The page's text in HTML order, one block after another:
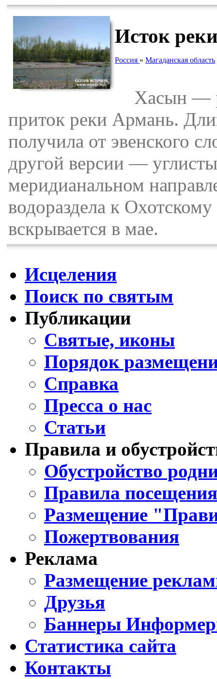
Исток
Россия »Магаданская область
Хасын —
приток реки Армань.
получила от эвенского
другой версии —
меридианальном
водораздела к
вскрывается в мае.
Исцеления
Поиск по святым
Публикации
Святые, иконы
Порядок
Справка
Пресса о нас
Статьи
Правила и
Обустройство
Правила
Размещение
Пожертвования
Реклама
Размещение
Друзья
Баннеры
Статистика сайта
Контакты